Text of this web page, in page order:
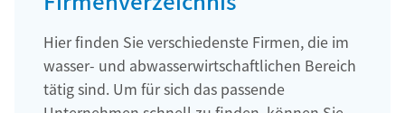
Hier finden Sie verschiedenste Firmen, die im
wasser- und abwasserwirtschaftlichen Bereich
tätig sind. Um für sich das passende